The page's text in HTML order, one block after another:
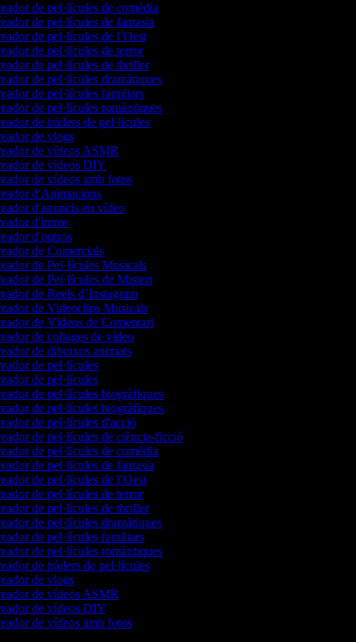
de pel·lícules de comèdia
de pel·lícules de fantasia
de pel·lícules de l’Oest
de pel·lícules de terror
de pel·lícules de thriller
de pel·lícules dramàtiques
de pel·lícules familiars
de pel·lícules romàntiques
de tràilers de pel·lícules
de vlogs
de vídeos ASMR
de vídeos DIY
de vídeos amb fotos
d'Animacions
d'anuncis en vídeo
d'intros
d'outros
de Comercials
de Pel·lícules Musicals
de Pel·lícules de Misteri
de Reels d’Instagram
de Videoclips Musicals
de Vídeos de Comentari
de collages de vídeo
de dibuixos animats
de pel·lícules
de pel·lícules
de pel·lícules biogràfiques
de pel·lícules biogràfiques
de pel·lícules d'acció
de pel·lícules de ciència-ficció
de pel·lícules de comèdia
de pel·lícules de fantasia
de pel·lícules de l’Oest
de pel·lícules de terror
de pel·lícules de thriller
de pel·lícules dramàtiques
de pel·lícules familiars
de pel·lícules romàntiques
de tràilers de pel·lícules
de vlogs
de vídeos ASMR
de vídeos DIY
de vídeos amb fotos